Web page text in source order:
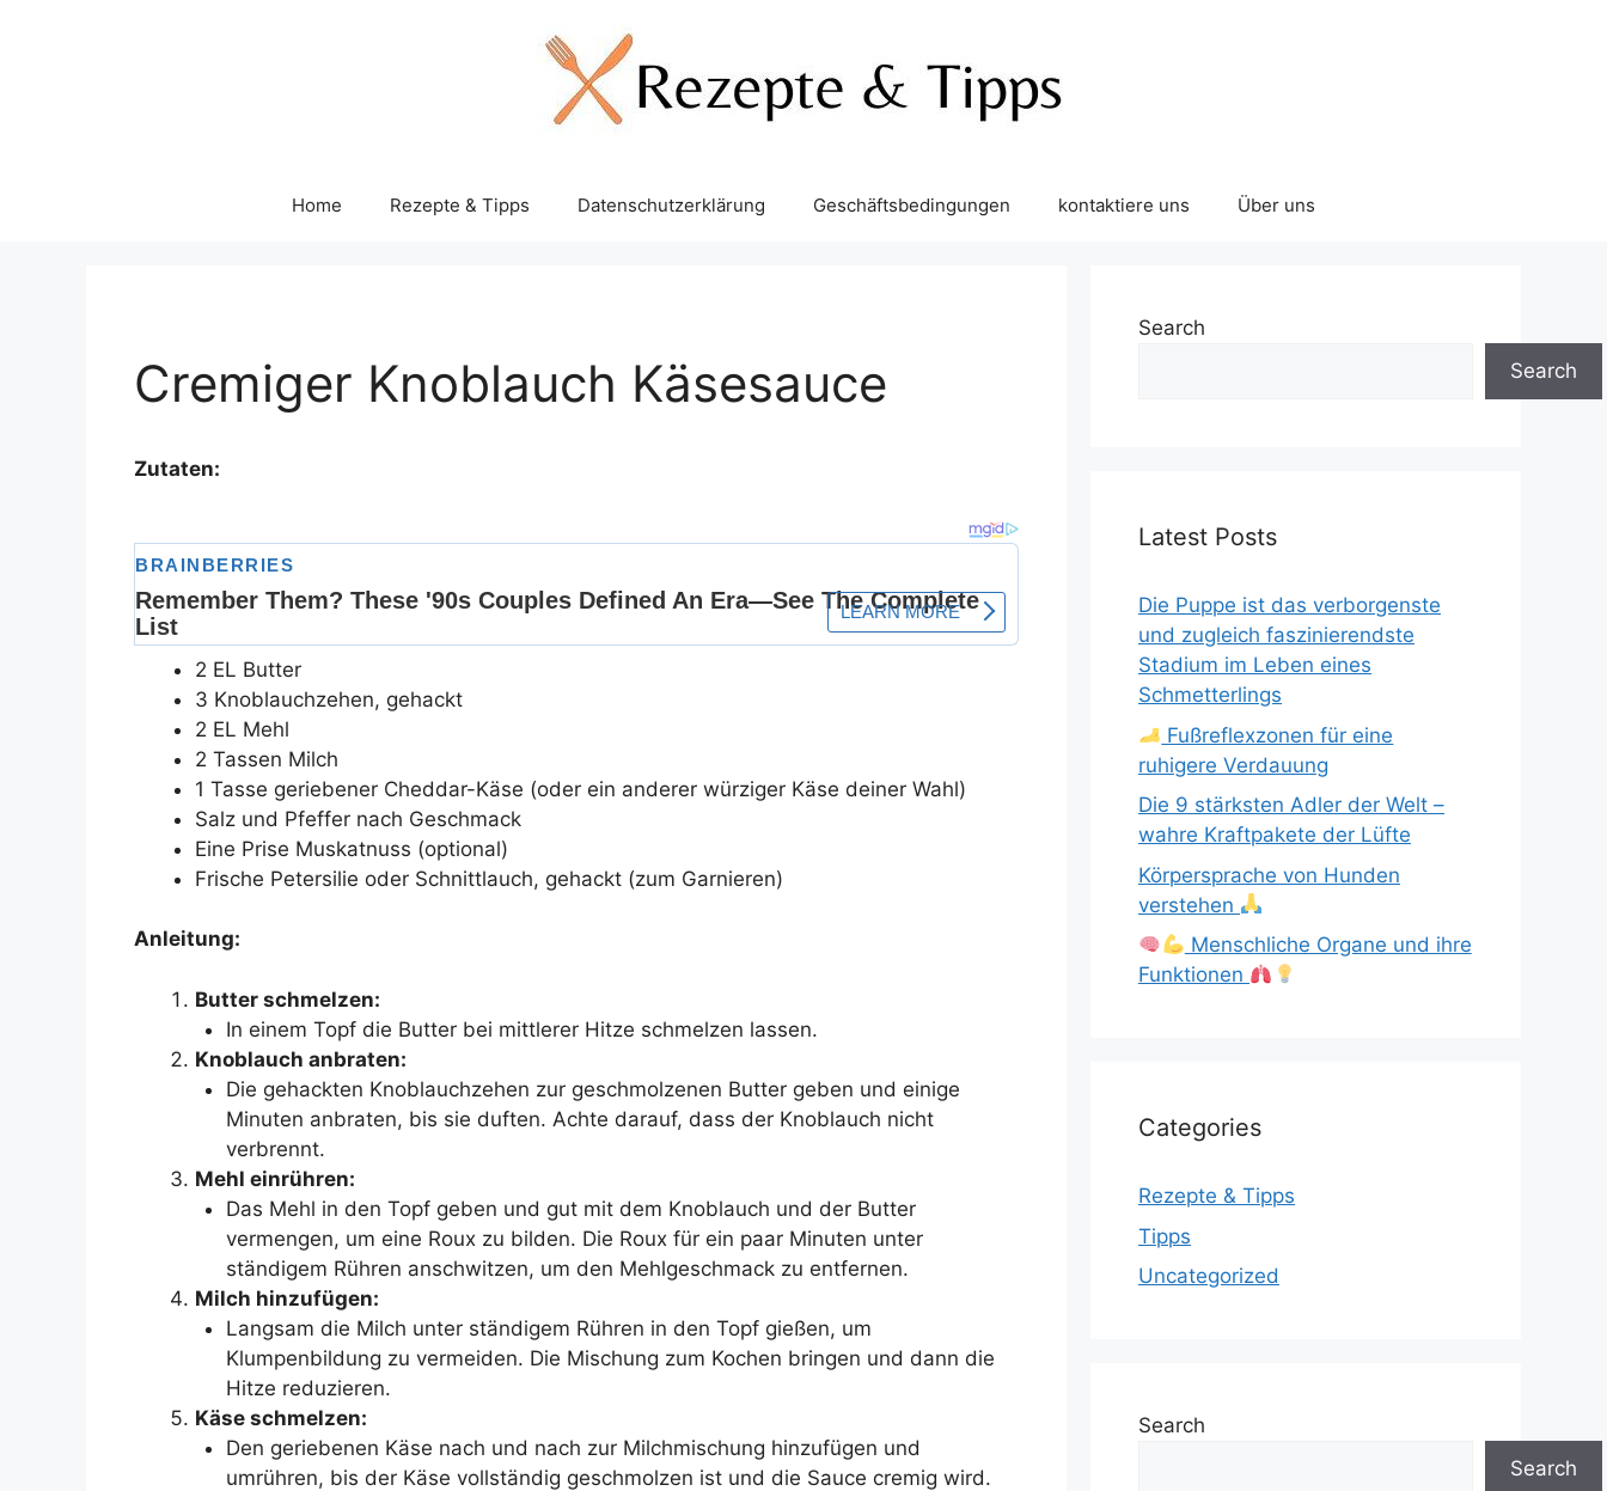
Home Rezepte & Tipps Datenschutzerklärung Geschäftsbedingungen kontaktiere uns Über uns
Cremiger Knoblauch Käsesauce
Zutaten:
2 EL Butter
3 Knoblauchzehen, gehackt
2 EL Mehl
2 Tassen Milch
1 Tasse geriebener Cheddar-Käse (oder ein anderer würziger Käse deiner Wahl)
Salz und Pfeffer nach Geschmack
Eine Prise Muskatnuss (optional)
Frische Petersilie oder Schnittlauch, gehackt (zum Garnieren)
Anleitung:
Butter schmelzen:
In einem Topf die Butter bei mittlerer Hitze schmelzen lassen.
Knoblauch anbraten:
Die gehackten Knoblauchzehen zur geschmolzenen Butter geben und einige
Minuten anbraten, bis sie duften. Achte darauf, dass der Knoblauch nicht
verbrennt.
Mehl einrühren:
Das Mehl in den Topf geben und gut mit dem Knoblauch und der Butter
vermengen, um eine Roux zu bilden. Die Roux für ein paar Minuten unter
ständigem Rühren anschwitzen, um den Mehlgeschmack zu entfernen.
Milch hinzufügen:
Langsam die Milch unter ständigem Rühren in den Topf gießen, um
Klumpenbildung zu vermeiden. Die Mischung zum Kochen bringen und dann die
Hitze reduzieren.
Käse schmelzen:
Den geriebenen Käse nach und nach zur Milchmischung hinzufügen und
umrühren, bis der Käse vollständig geschmolzen ist und die Sauce cremig wird.
Search
Search
Latest Posts
Die Puppe ist das verborgenste
und zugleich faszinierendste
Stadium im Leben eines
Schmetterlings
Fußreflexzonen für eine
ruhigere Verdauung
Die 9 stärksten Adler der Welt –
wahre Kraftpakete der Lüfte
Körpersprache von Hunden
verstehen
Menschliche Organe und ihre
Funktionen
Categories
Rezepte & Tipps
Tipps
Uncategorized
Search
Search